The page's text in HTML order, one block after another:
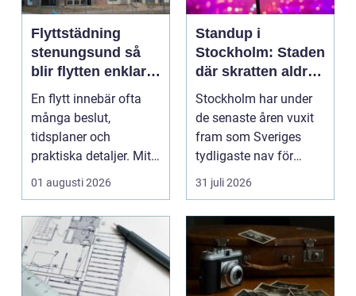
Flyttstädning
stenungsund så
blir flytten enklare
och mer trygg
En flytt innebär ofta
många beslut,
tidsplaner och
praktiska detaljer. Mitt
i allt hamnar
flyttstädn...
01 augusti 2026
Standup i
Stockholm: Staden
där skratten aldrig
tar paus
Stockholm har under
de senaste åren vuxit
fram som Sveriges
tydligaste nav för
livehumor....
31 juli 2026